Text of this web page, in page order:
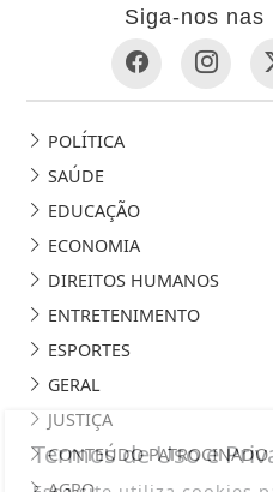
Siga-nos nas
POLÍTICA
SAÚDE
EDUCAÇÃO
ECONOMIA
DIREITOS HUMANOS
ENTRETENIMENTO
ESPORTES
GERAL
JUSTIÇA
CONTEÚDO PATROCINADO
Termos de Uso e